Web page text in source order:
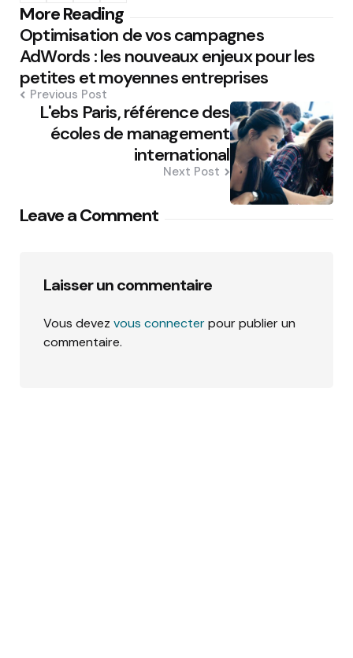
More Reading
Post
navigation
Optimisation de vos campagnes
AdWords : les nouveaux enjeux pour les
petites et moyennes entreprises
Previous Post
L'ebs Paris, référence des
écoles de management
international
Next Post
Leave a Comment
Laisser un commentaire
Vous devez vous connecterpour publier un
commentaire.